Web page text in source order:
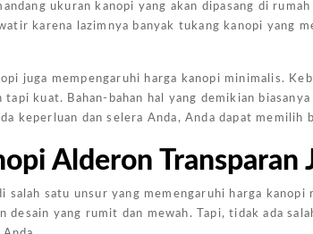
ukuran kanopi yang akan dipasang di
karena lazimnya banyak tukang kanopi yang
juga mempengaruhi harga kanopi minimalis.
tapi kuat. Bahan-bahan hal yang demikian
keperluan dan selera Anda, Anda dapat memilih
Alderon Transparan
salah satu unsur yang memengaruhi harga
desain yang rumit dan mewah. Tapi, tidak ada